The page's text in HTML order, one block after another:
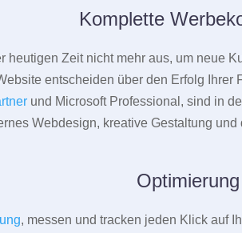
Komplette
heutigen Zeit nicht mehr aus, um neue
entscheiden über den Erfolg
und Microsoft Professional, sind in
Webdesign, kreative Gestaltung
Optimierung
, messen und tracken jeden Klick auf